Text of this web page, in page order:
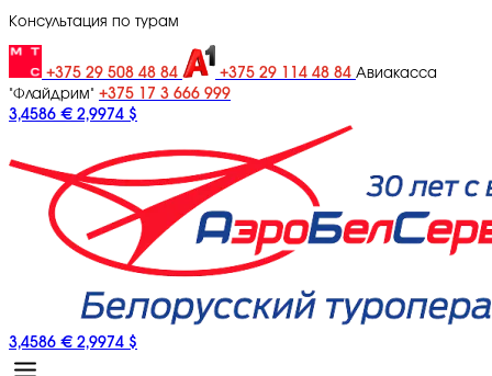
Консультация по турам
+375 29 508 48 84 +375 29 114 48 84 Авиакасса
"Флайдрим" +375 17 3 666 999
3,4586 € 2,9974 $
3,4586 € 2,9974 $